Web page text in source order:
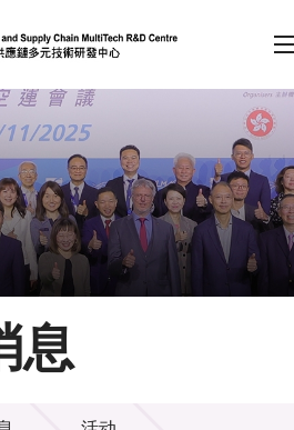
按回车键）
会员登录
A A EN 繁 简
息